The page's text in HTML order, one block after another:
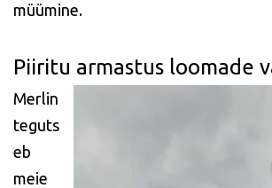
müümine.
Piiritu armastus loomade
Merlin
teguts
eb
meie